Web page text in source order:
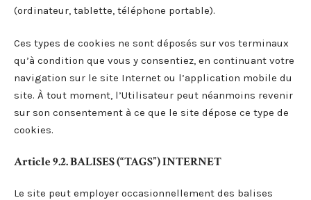
(ordinateur, tablette, téléphone portable).
Ces types de cookies ne sont déposés sur vos terminaux
qu’à condition que vous y consentiez, en continuant votre
navigation sur le site Internet ou l’application mobile du
site. À tout moment, l’Utilisateur peut néanmoins revenir
sur son consentement à ce que le site dépose ce type de
cookies.
Article 9.2. BALISES (“TAGS”) INTERNET
Le site peut employer occasionnellement des balises